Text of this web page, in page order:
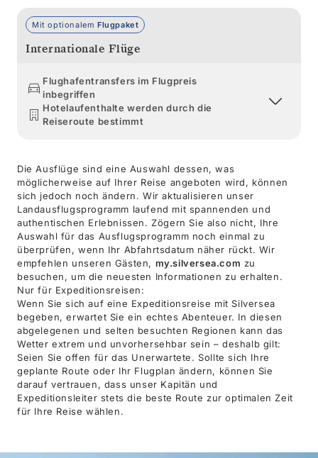
Mit optionalem Flugpaket
Internationale Flüge
Flughafentransfers im Flugpreis
inbegriffen
Hotelaufenthalte werden durch die
Reiseroute bestimmt
Die Ausflüge sind eine Auswahl dessen, was
möglicherweise auf Ihrer Reise angeboten wird, können
sich jedoch noch ändern. Wir aktualisieren unser
Landausflugsprogramm laufend mit spannenden und
authentischen Erlebnissen. Zögern Sie also nicht, Ihre
Auswahl für das Ausflugsprogramm noch einmal zu
überprüfen, wenn Ihr Abfahrtsdatum näher rückt. Wir
empfehlen unseren Gästen, my.silversea.com zu
besuchen, um die neuesten Informationen zu erhalten.
Nur für Expeditionsreisen:
Wenn Sie sich auf eine Expeditionsreise mit Silversea
begeben, erwartet Sie ein echtes Abenteuer. In diesen
abgelegenen und selten besuchten Regionen kann das
Wetter extrem und unvorhersehbar sein – deshalb gilt:
Seien Sie offen für das Unerwartete. Sollte sich Ihre
geplante Route oder Ihr Flugplan ändern, können Sie
darauf vertrauen, dass unser Kapitän und
Expeditionsleiter stets die beste Route zur optimalen Zeit
für Ihre Reise wählen.